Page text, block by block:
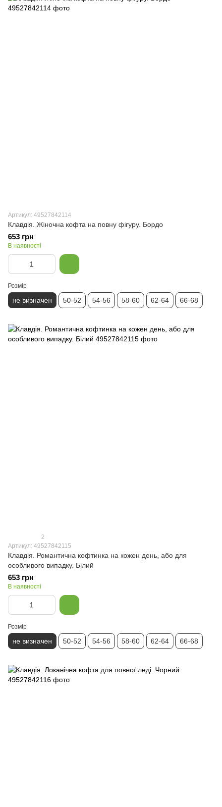
Артикул: 49527842114
Клавдія. Жіночна кофта на повну фігуру. Бордо
653 грн
В наявності
Розмір
не визначен 50-52 54-56 58-60 62-64 66-68
2
Артикул: 49527842115
Клавдія. Романтична кофтинка на кожен день, або для
особливого випадку. Білий
653 грн
В наявності
Розмір
не визначен 50-52 54-56 58-60 62-64 66-68